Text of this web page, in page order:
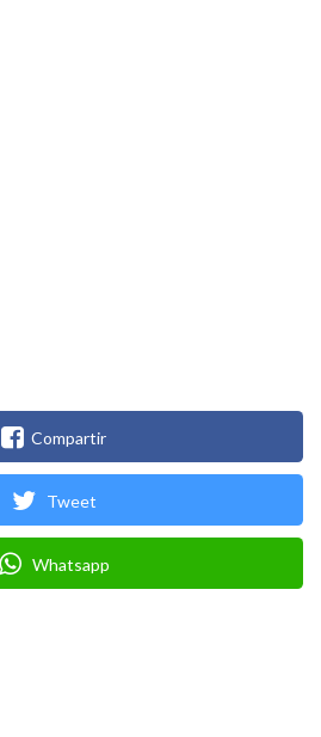
Compartir
Tweet
Whatsapp